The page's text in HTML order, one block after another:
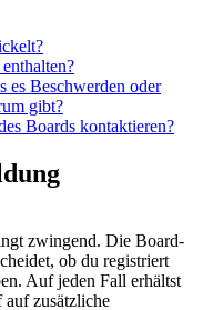
es Beschwerden oder
gibt?
Boards kontaktieren?
zwingend. Die Board-
ob du registriert
Auf jeden Fall erhältst
zusätzliche